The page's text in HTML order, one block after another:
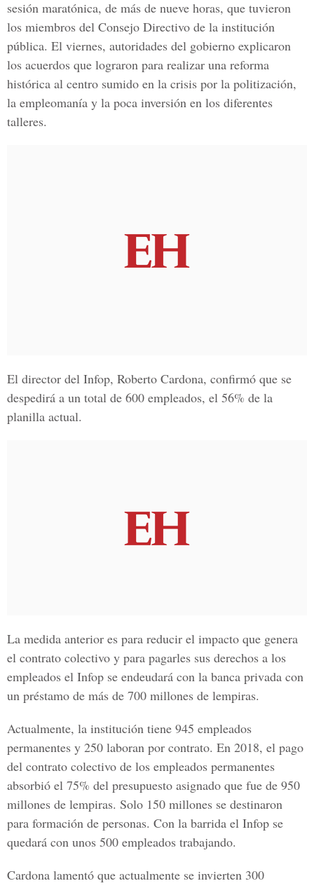
sesión maratónica, de más de nueve horas, que tuvieron
los miembros del Consejo Directivo de la institución
pública. El viernes, autoridades del gobierno explicaron
los acuerdos que lograron para realizar una reforma
histórica al centro sumido en la crisis por la politización,
la empleomanía y la poca inversión en los diferentes
talleres.
El director del Infop, Roberto Cardona, confirmó que se
despedirá a un total de 600 empleados, el 56% de la
planilla actual.
La medida anterior es para reducir el impacto que genera
el contrato colectivo y para pagarles sus derechos a los
empleados el Infop se endeudará con la banca privada con
un préstamo de más de 700 millones de lempiras.
Actualmente, la institución tiene 945 empleados
permanentes y 250 laboran por contrato. En 2018, el pago
del contrato colectivo de los empleados permanentes
absorbió el 75% del presupuesto asignado que fue de 950
millones de lempiras. Solo 150 millones se destinaron
para formación de personas. Con la barrida el Infop se
quedará con unos 500 empleados trabajando.
Cardona lamentó que actualmente se invierten 300